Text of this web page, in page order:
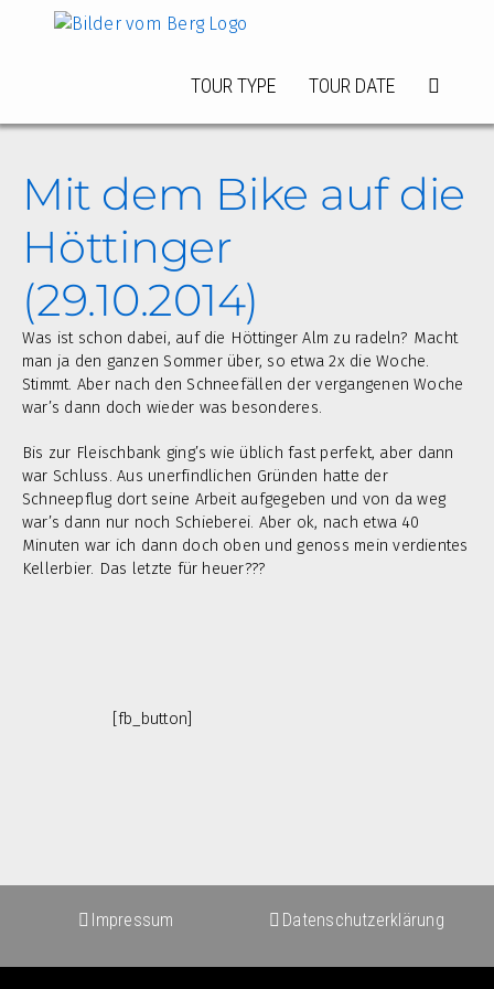
TOUR TYPE TOUR DATE
Mit dem Bike auf die
Höttinger
(29.10.2014)
Was ist schon dabei, auf die Höttinger Alm zu radeln? Macht
man ja den ganzen Sommer über, so etwa 2x die Woche.
Stimmt. Aber nach den Schneefällen der vergangenen Woche
war’s dann doch wieder was besonderes.
Bis zur Fleischbank ging’s wie üblich fast perfekt, aber dann
war Schluss. Aus unerfindlichen Gründen hatte der
Schneepflug dort seine Arbeit aufgegeben und von da weg
war’s dann nur noch Schieberei. Aber ok, nach etwa 40
Minuten war ich dann doch oben und genoss mein verdientes
Kellerbier. Das letzte für heuer???
[fb_button]
Impressum Datenschutzerklärung